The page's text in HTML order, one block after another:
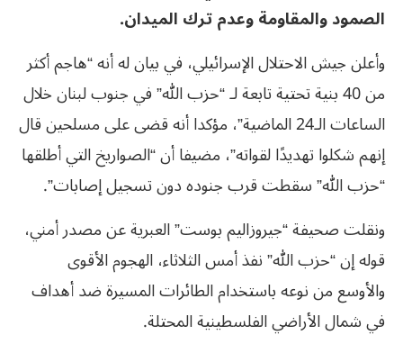
الصمود والمقاومة وعدم ترك الميدان.
وأعلن جيش الاحتلال الإسرائيلي، في بيان له أنه “هاجم أكثر
من 40 بنية تحتية تابعة لـ “حزب الله” في جنوب لبنان خلال
الساعات الـ24 الماضية”، مؤكدا أنه قضى على مسلحين قال
إنهم شكلوا تهديدًا لقواته”، مضيفا أن “الصواريخ التي أطلقها
“حزب الله” سقطت قرب جنوده دون تسجيل إصابات”.
ونقلت صحيفة “جيروزاليم بوست” العبرية عن مصدر أمني،
قوله إن “حزب الله” نفذ أمس الثلاثاء، الهجوم الأقوى
والأوسع من نوعه باستخدام الطائرات المسيرة ضد أهداف
في شمال الأراضي الفلسطينية المحتلة.